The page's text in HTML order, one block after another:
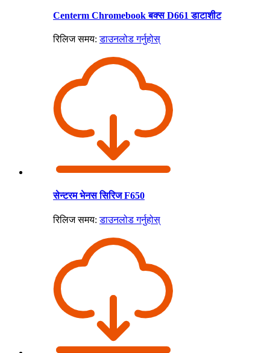
Centerm Chromebook बक्स D661 डाटाशीट
रिलिज समय: डाउनलोड गर्नुहोस्
सेन्टरम भेनस सिरिज F650
रिलिज समय: डाउनलोड गर्नुहोस्